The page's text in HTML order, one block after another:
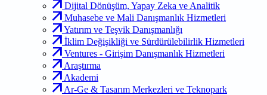
Dijital Dönüşüm, Yapay Zeka ve Analitik
Muhasebe ve Mali Danışmanlık Hizmetleri
Yatırım ve Teşvik Danışmanlığı
İklim Değişikliği ve Sürdürülebilirlik Hizmetleri
Ventures - Girişim Danışmanlık Hizmetleri
Araştırma
Akademi
Ar-Ge & Tasarım Merkezleri ve Teknopark